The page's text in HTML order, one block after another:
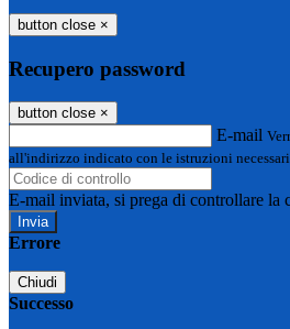
button close ×
Recupero password
button close ×
E-mail
all'indirizzo indicato con le istruzioni
E-mail inviata, si prega di controllare la
Errore
Chiudi
Successo